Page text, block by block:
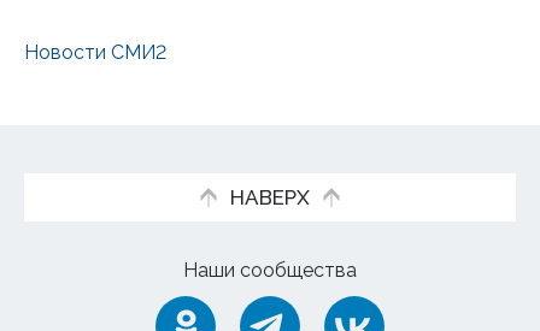
Новости СМИ2
НАВЕРХ
Наши сообщества